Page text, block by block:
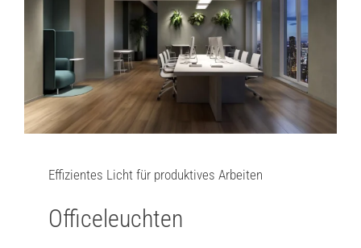
Effizientes Licht für produktives Arbeiten
Officeleuchten